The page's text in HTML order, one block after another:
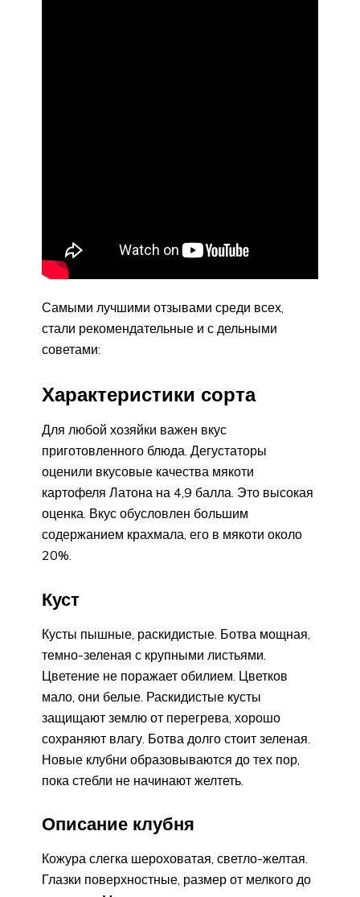
Самыми лучшими отзывами среди всех,
стали рекомендательные и с дельными
советами:
Характеристики сорта
Для любой хозяйки важен вкус
приготовленного блюда. Дегустаторы
оценили вкусовые качества мякоти
картофеля Латона на 4,9 балла. Это высокая
оценка. Вкус обусловлен большим
содержанием крахмала, его в мякоти около
20%.
Куст
Кусты пышные, раскидистые. Ботва мощная,
темно-зеленая с крупными листьями.
Цветение не поражает обилием. Цветков
мало, они белые. Раскидистые кусты
защищают землю от перегрева, хорошо
сохраняют влагу. Ботва долго стоит зеленая.
Новые клубни образовываются до тех пор,
пока стебли не начинают желтеть.
Описание клубня
Кожура слегка шероховатая, светло-желтая.
Глазки поверхностные, размер от мелкого до